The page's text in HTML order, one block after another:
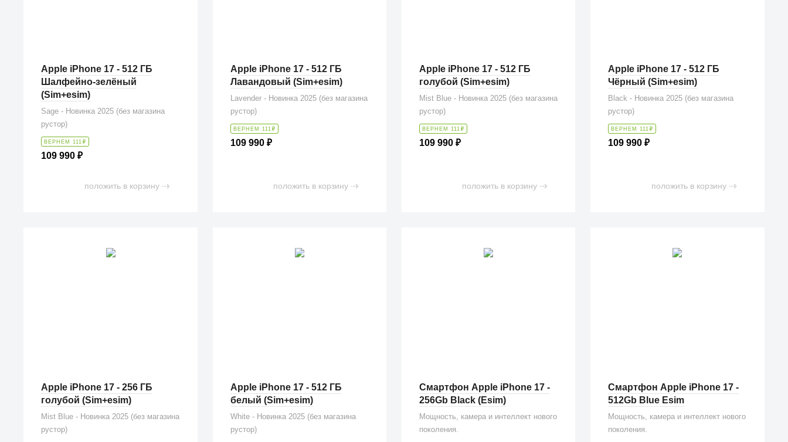
Apple iPhone 17 - 512 ГБ
Шалфейно-зелёный
(Sim+esim)
Sage - Новинка 2025 (без магазина
рустор)
ВЕРНЕМ 111 ₽
109 990₽
положить в корзину
Apple iPhone 17 - 512 ГБ
Лавандовый (Sim+esim)
Lavender - Новинка 2025 (без магазина
рустор)
ВЕРНЕМ 111 ₽
109 990 ₽
положить в корзину
Apple iPhone 17 - 512 ГБ
голубой (Sim+esim)
Mist Blue - Новинка 2025 (без магазина
рустор)
ВЕРНЕМ 111 ₽
109 990 ₽
положить в корзину
Apple iPhone 17 - 512 ГБ
Чёрный (Sim+esim)
Black - Новинка 2025 (без магазина
рустор)
ВЕРНЕМ 111 ₽
109 990₽
положить в корзину
Apple iPhone 17 - 256 ГБ
голубой (Sim+esim)
Mist Blue - Новинка 2025 (без магазина
рустор)
Apple iPhone 17 - 512 ГБ
белый (Sim+esim)
White - Новинка 2025 (без магазина
рустор)
Смартфон Apple iPhone 17 -
256Gb Black (Esim)
Мощность, камера и интеллект нового
поколения.
Смартфон Apple iPhone 17 -
512Gb Blue Esim
Мощность, камера и интеллект нового
поколения.